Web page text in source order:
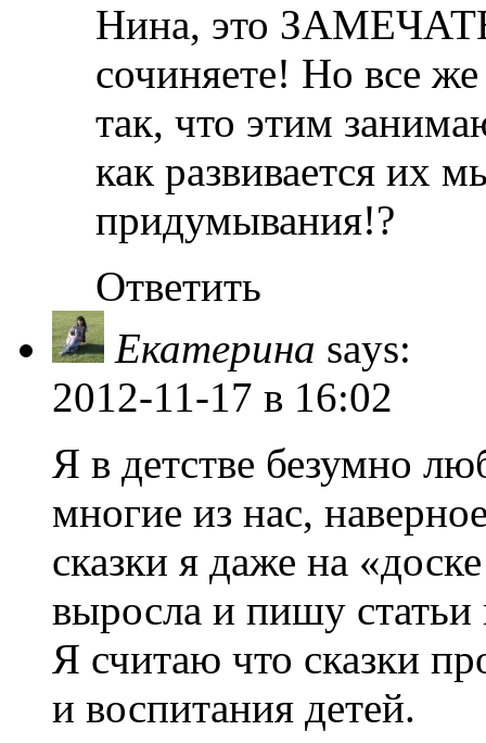
Нина, это
сочиняете! Но все
так, что этим
как развивается их
придумывания!?
Ответить
Екатерина says:
2012-11-17 в 16:02
Я в детстве безумно
многие из нас,
сказки я даже на
выросла и пишу статьи
Я считаю что сказки
и воспитания детей.